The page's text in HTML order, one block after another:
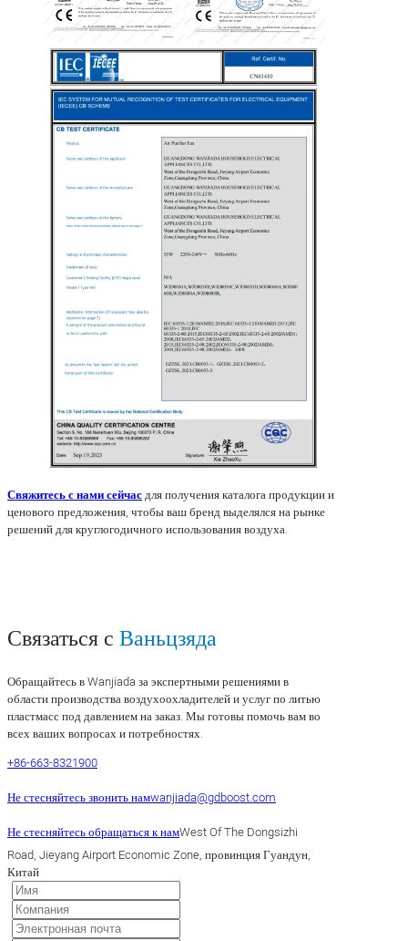
Свяжитесь с нами сейчасдля получения каталога продукции и
ценового предложения, чтобы ваш бренд выделялся на рынке
решений для круглогодичного использования воздуха.
Связаться с Ваньцзяда
Обращайтесь в Wanjiada за экспертными решениями в
области производства воздухоохладителей и услуг по литью
пластмасс под давлением на заказ. Мы готовы помочь вам во
всех ваших вопросах и потребностях.
+86-663-8321900
Не стесняйтесь звонить намwanjiada@gdboost.com
Не стесняйтесь обращаться к намWest Of The Dongsizhi
Road, Jieyang Airport Economic Zone, провинция Гуандун,
Китай